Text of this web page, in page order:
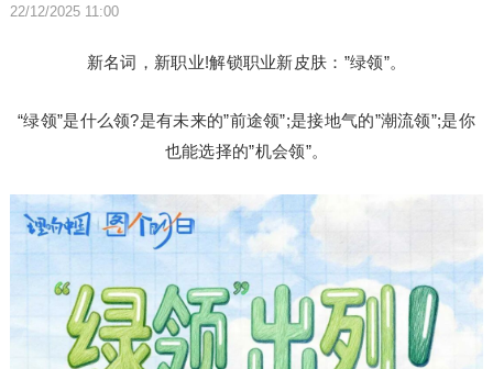
22/12/2025 11:00
新名词，新职业!解锁职业新皮肤：”绿领”。
“绿领”是什么领?是有未来的”前途领”;是接地气的”潮流领”;是你
也能选择的”机会领”。